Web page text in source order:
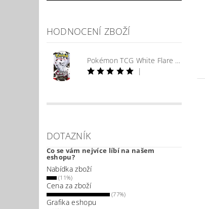
HODNOCENÍ ZBOŽÍ
Pokémon TCG White Flare Booster
|
DOTAZNÍK
Co se vám nejvíce líbí na našem
eshopu?
Nabídka zboží
(11%)
Cena za zboží
(77%)
Grafika eshopu